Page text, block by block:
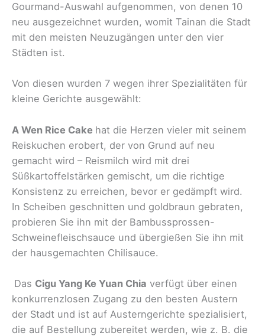
Gourmand-Auswahl aufgenommen, von denen 10
neu ausgezeichnet wurden, womit Tainan die Stadt
mit den meisten Neuzugängen unter den vier
Städten ist.
Von diesen wurden 7 wegen ihrer Spezialitäten für
kleine Gerichte ausgewählt:
A Wen Rice Cake hat die Herzen vieler mit seinem
Reiskuchen erobert, der von Grund auf neu
gemacht wird – Reismilch wird mit drei
Süßkartoffelstärken gemischt, um die richtige
Konsistenz zu erreichen, bevor er gedämpft wird.
In Scheiben geschnitten und goldbraun gebraten,
probieren Sie ihn mit der Bambussprossen-
Schweinefleischsauce und übergießen Sie ihn mit
der hausgemachten Chilisauce.
Das Cigu Yang Ke Yuan Chia verfügt über einen
konkurrenzlosen Zugang zu den besten Austern
der Stadt und ist auf Austerngerichte spezialisiert,
die auf Bestellung zubereitet werden, wie z. B. die